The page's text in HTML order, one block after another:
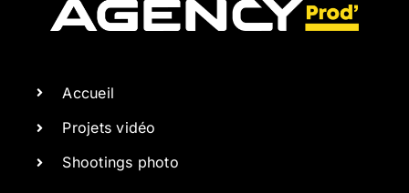
Accueil
Projets vidéo
Shootings photo